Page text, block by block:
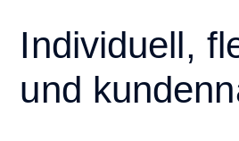
Individuell,
und